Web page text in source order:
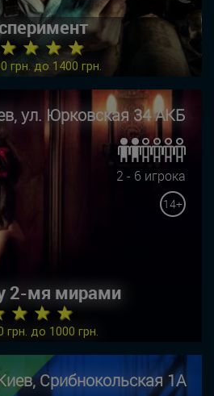
★ ★ ★
грн. до 1400 грн.
ул. Юрковская 34 АКБ
2 - 6 игрока
14+
2-мя мирами
★ ★ ★
грн. до 1000 грн.
Срибнокольская 1А